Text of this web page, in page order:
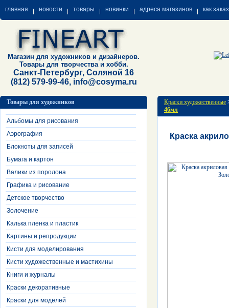
главная новости товары новинки адреса магазинов как
Магазин для художников и дизайнеров.
Товары для творчества и хобби.
Санкт-Петербург, Соляной 16
(812) 579-99-46, info@cosyma.ru
Товары для художников
Альбомы для рисования
Аэрография
Блокноты для записей
Бумага и картон
Валики из поролона
Графика и рисование
Детское творчество
Золочение
Калька пленка и пластик
Картины и репродукции
Кисти для моделирования
Кисти художественные и мастихины
Книги и журналы
Краски декоративные
Краски для моделей
Краски художественные
46мл
Краска